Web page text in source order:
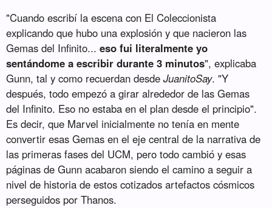
"Cuando escribí la escena con El Coleccionista
explicando que hubo una explosión y que nacieron las
Gemas del Infinito...eso fui literalmente yo
sentándome a escribir durante 3 minutos", explicaba
Gunn, tal y como recuerdan desdeJuanitoSay. "Y
después, todo empezó a girar alrededor de las Gemas
del Infinito. Eso no estaba en el plan desde el principio".
Es decir, que Marvel inicialmente no tenía en mente
convertir esas Gemas en el eje central de la narrativa de
las primeras fases del UCM, pero todo cambió y esas
páginas de Gunn acabaron siendo el camino a seguir a
nivel de historia de estos cotizados artefactos cósmicos
perseguidos por Thanos.